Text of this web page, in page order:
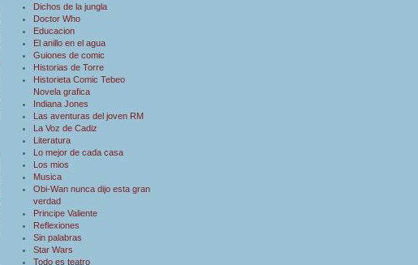
Dichos de la jungla
Doctor Who
Educacion
El anillo en el agua
Guiones de comic
Historias de Torre
Historieta Comic Tebeo
Novela grafica
Indiana Jones
Las aventuras del joven RM
La Voz de Cadiz
Literatura
Lo mejor de cada casa
Los mios
Musica
Obi-Wan nunca dijo esta gran
verdad
Principe Valiente
Reflexiones
Sin palabras
Star Wars
Todo es teatro